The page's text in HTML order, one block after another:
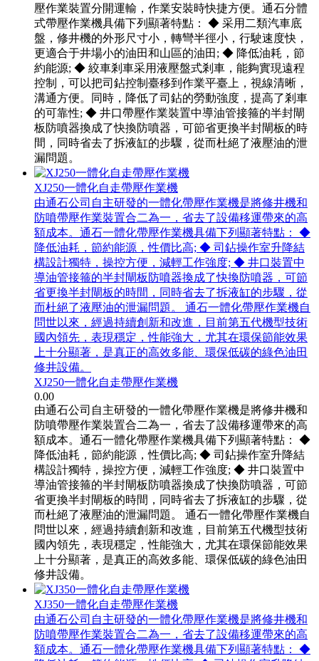
壓作業裝置分開運輸，作業安裝時快捷方便。通石分體
式帶壓作業機具備下列顯著特點： ◆ 采用二類汽車底
盤，修井機的外形尺寸小，轉彎半徑小，行駛速度快，
更適合于井場小的油田和山區的油田; ◆ 降低油耗，節
約能源; ◆ 絞車剎車采用液壓盤式剎車，能夠實現遠程
控制，可以把司鉆控制臺移到作業平臺上，視線清晰，
溝通方便。同時，降低了司鉆的勞動強度，提高了剎車
的可靠性; ◆ 井口帶壓作業裝置中導油管接箍的半封閘
板防噴器換成了快換防噴器，可節省更換半封閘板的時
間，同時省去了拆液缸的步驟，從而杜絕了液壓油的泄
漏問題。
XJ250一體化自走帶壓作業機
由通石公司自主研發的一體化帶壓作業機是將修井機和
防噴帶壓作業裝置合二為一，省去了設備移運帶來的高
額成本。通石一體化帶壓作業機具備下列顯著特點： ◆
降低油耗，節約能源，性價比高; ◆ 司鉆操作室升降結
構設計獨特，操控方便，減輕工作強度; ◆ 井口裝置中
導油管接箍的半封閘板防噴器換成了快換防噴器，可節
省更換半封閘板的時間，同時省去了拆液缸的步驟，從
而杜絕了液壓油的泄漏問題。 通石一體化帶壓作業機自
問世以來，經過持續創新和改進，目前第五代機型技術
國內領先，表現穩定，性能強大，尤其在環保節能效果
上十分顯著，是真正的高效多能、環保低碳的綠色油田
修井設備。
XJ250一體化自走帶壓作業機
0.00
由通石公司自主研發的一體化帶壓作業機是將修井機和
防噴帶壓作業裝置合二為一，省去了設備移運帶來的高
額成本。通石一體化帶壓作業機具備下列顯著特點： ◆
降低油耗，節約能源，性價比高; ◆ 司鉆操作室升降結
構設計獨特，操控方便，減輕工作強度; ◆ 井口裝置中
導油管接箍的半封閘板防噴器換成了快換防噴器，可節
省更換半封閘板的時間，同時省去了拆液缸的步驟，從
而杜絕了液壓油的泄漏問題。 通石一體化帶壓作業機自
問世以來，經過持續創新和改進，目前第五代機型技術
國內領先，表現穩定，性能強大，尤其在環保節能效果
上十分顯著，是真正的高效多能、環保低碳的綠色油田
修井設備。
XJ350一體化自走帶壓作業機
由通石公司自主研發的一體化帶壓作業機是將修井機和
防噴帶壓作業裝置合二為一，省去了設備移運帶來的高
額成本。通石一體化帶壓作業機具備下列顯著特點： ◆